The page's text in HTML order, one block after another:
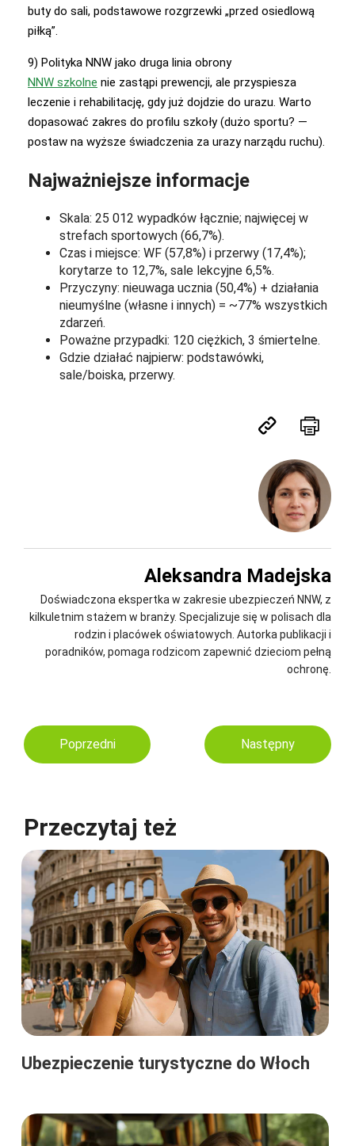
buty do sali, podstawowe rozgrzewki „przed osiedlową
piłką”.
9) Polityka NNW jako druga linia obrony
NNW szkolne nie zastąpi prewencji, ale przyspiesza
leczenie i rehabilitację, gdy już dojdzie do urazu. Warto
dopasować zakres do profilu szkoły (dużo sportu? —
postaw na wyższe świadczenia za urazy narządu ruchu).
Najważniejsze informacje
Skala: 25 012 wypadków łącznie; najwięcej w
strefach sportowych (66,7%).
Czas i miejsce: WF (57,8%) i przerwy (17,4%);
korytarze to 12,7%, sale lekcyjne 6,5%.
Przyczyny: nieuwaga ucznia (50,4%) + działania
nieumyślne (własne i innych) = ~77% wszystkich
zdarzeń.
Poważne przypadki: 120 ciężkich, 3 śmiertelne.
Gdzie działać najpierw: podstawówki,
sale/boiska, przerwy.
Aleksandra Madejska
Doświadczona ekspertka w zakresie ubezpieczeń NNW, z
kilkuletnim stażem w branży. Specjalizuje się w polisach dla
rodzin i placówek oświatowych. Autorka publikacji i
poradników, pomaga rodzicom zapewnić dzieciom pełną
ochronę.
Poprzedni Następny
Przeczytaj też
Ubezpieczenie turystyczne do Włoch